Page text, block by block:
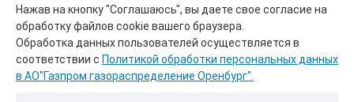
Нажав на кнопку "Соглашаюсь", вы даете свое согласие на
обработку файлов cookie вашего браузера.
Обработка данных пользователей осуществляется в
соответствии с Политикой обработки персональных данных
в АО"Газпром газораспределение Оренбург".
Оформить заявку на установку бытового газового
оборудования возможно на сайте организации АО «Газпром
газораспределение Оренбург»:https://www.oblgaz56.ru/